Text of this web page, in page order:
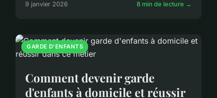
9 janvier 2026 8 min de lecture →
GARDE D'ENFANTS
Comment devenir garde
d'enfants à domicile et réussir